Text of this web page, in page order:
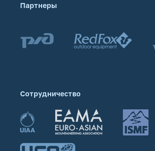
Партнеры
Сотрудничество